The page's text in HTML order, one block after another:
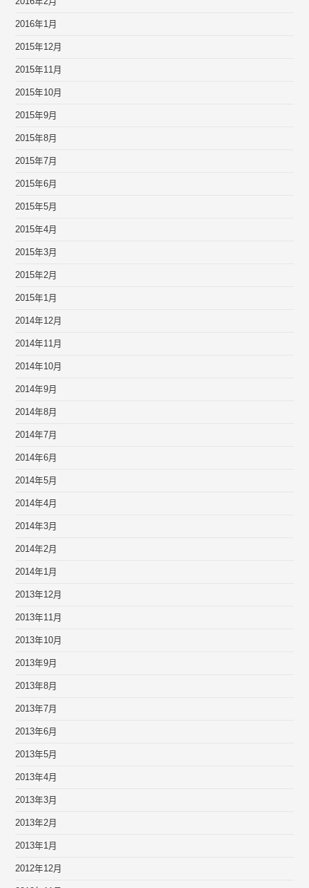
2016年1月
2015年12月
2015年11月
2015年10月
2015年9月
2015年8月
2015年7月
2015年6月
2015年5月
2015年4月
2015年3月
2015年2月
2015年1月
2014年12月
2014年11月
2014年10月
2014年9月
2014年8月
2014年7月
2014年6月
2014年5月
2014年4月
2014年3月
2014年2月
2014年1月
2013年12月
2013年11月
2013年10月
2013年9月
2013年8月
2013年7月
2013年6月
2013年5月
2013年4月
2013年3月
2013年2月
2013年1月
2012年12月